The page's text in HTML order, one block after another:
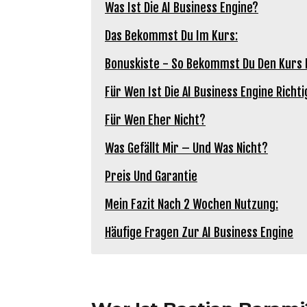
Was Ist Die AI Business Engine?
Das Bekommst Du Im Kurs:
Bonuskiste - So Bekommst Du Den Kurs
Für Wen Ist Die AI Business Engine
Für Wen Eher Nicht?
Was Gefällt Mir – Und Was Nicht?
Preis Und Garantie
Mein Fazit Nach 2 Wochen Nutzung:
Häufige Fragen Zur AI Business Engine